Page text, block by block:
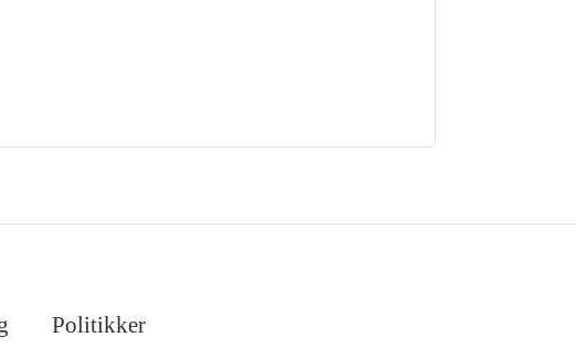
Politikker